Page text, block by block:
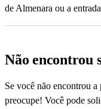
de Almenara ou a
Não encontrou
Se você não encontrou
preocupe! Você pode